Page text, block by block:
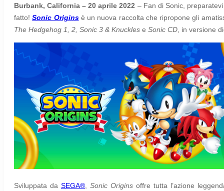
Burbank, California – 20 aprile 2022 – Fan di Sonic,
fatto!Sonic Originsè un nuova raccolta che ripropone gli
The Hedgehog 1, 2, Sonic 3 & Knuckles e Sonic CD , in versione
Sviluppata da SEGA® Sonic Origins offre tutta l’azione